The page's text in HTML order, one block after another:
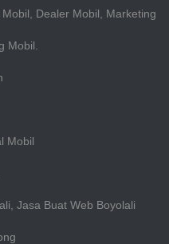
Dealer Mobil, Marketing
Mobil.
Mobil
Jasa Buat Web Boyolali